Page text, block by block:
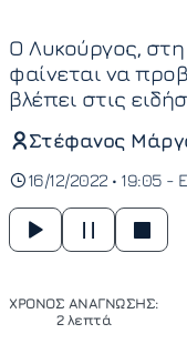
Ο Λυκούργος, στη
φαίνεται να
βλέπει στις
Στέφανος
16/12/2022 • 19:05 -
ΧΡΟΝΟΣ ΑΝΑΓΝΩΣΗΣ:
2 λεπτά